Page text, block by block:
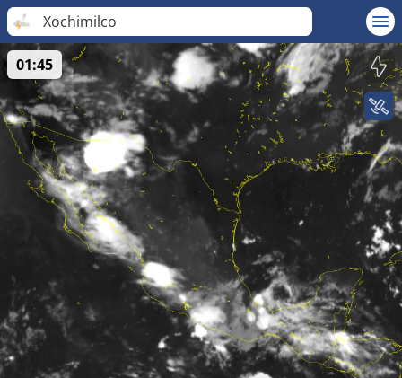
Xochimilco
01:45